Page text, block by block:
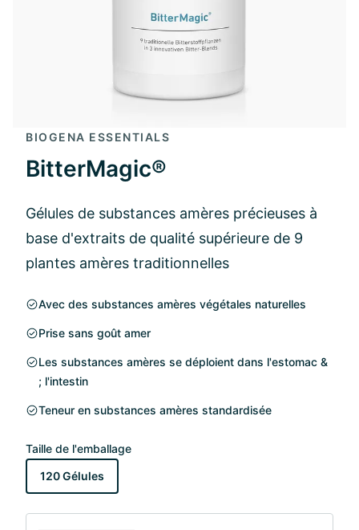
BIOGENA ESSENTIALS
BitterMagic®
Gélules de substances amères précieuses à
base d'extraits de qualité supérieure de 9
plantes amères traditionnelles
Avec des substances amères végétales naturelles
Prise sans goût amer
Les substances amères se déploient dans l'estomac &
; l'intestin
Teneur en substances amères standardisée
Taille de l'emballage
120 Gélules